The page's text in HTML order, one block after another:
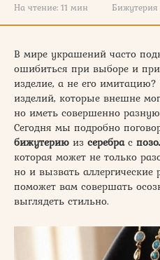
На чтение: 11 мин Бижутерия
В мире украшений часто
ошибиться при выборе и
изделие, а не его
изделий, которые внешне
но иметь совершенно
Сегодня мы подробно
бижутерию из серебрас
которая может не только
но и вызвать аллергические
поможет вам совершать
выглядеть стильно.